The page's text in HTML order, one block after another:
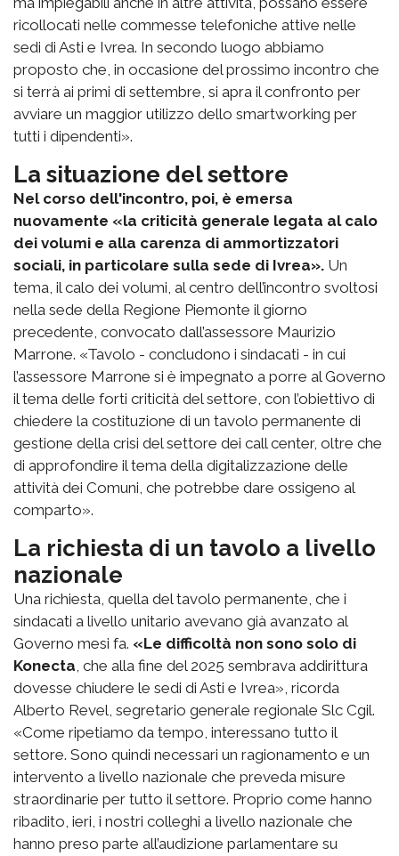
ricollocati nelle commesse telefoniche attive nelle
sedi di Asti e Ivrea. In secondo luogo abbiamo
proposto che, in occasione del prossimo incontro che
si terrà ai primi di settembre, si apra il confronto per
avviare un maggior utilizzo dello smartworking per
tutti i dipendenti».
La situazione del settore
Nel corso dell'incontro, poi, è emersa
nuovamente «la criticità generale legata al calo
dei volumi e alla carenza di ammortizzatori
sociali, in particolare sulla sede di Ivrea». Un
tema, il calo dei volumi, al centro dell’incontro svoltosi
nella sede della Regione Piemonte il giorno
precedente, convocato dall’assessore Maurizio
Marrone. «Tavolo - concludono i sindacati - in cui
l’assessore Marrone si è impegnato a porre al Governo
il tema delle forti criticità del settore, con l’obiettivo di
chiedere la costituzione di un tavolo permanente di
gestione della crisi del settore dei call center, oltre che
di approfondire il tema della digitalizzazione delle
attività dei Comuni, che potrebbe dare ossigeno al
comparto».
La richiesta di un tavolo a livello
nazionale
Una richiesta, quella del tavolo permanente, che i
sindacati a livello unitario avevano già avanzato al
Governo mesi fa. «Le difficoltà non sono solo di
Konecta, che alla fine del 2025 sembrava addirittura
dovesse chiudere le sedi di Asti e Ivrea», ricorda
Alberto Revel, segretario generale regionale Slc Cgil.
«Come ripetiamo da tempo, interessano tutto il
settore. Sono quindi necessari un ragionamento e un
intervento a livello nazionale che preveda misure
straordinarie per tutto il settore. Proprio come hanno
ribadito, ieri, i nostri colleghi a livello nazionale che
hanno preso parte all’audizione parlamentare su